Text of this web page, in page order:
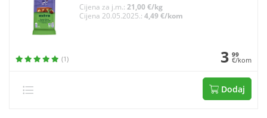
Cijena za j.m.: 21,00 €/kg
Cijena 20.05.2025.: 4,49 €/kom
(1) 3 99
€/kom
Dodaj